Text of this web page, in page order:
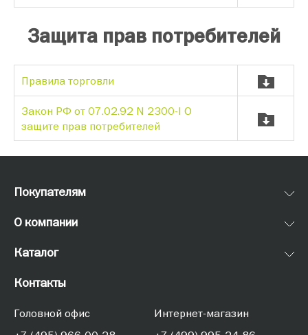
Защита прав потребителей
Правила торговли
Закон РФ от 07.02.92 N 2300-I О
защите прав потребителей
Покупателям
О компании
Каталог
Контакты
Головной офис
Интернет-магазин